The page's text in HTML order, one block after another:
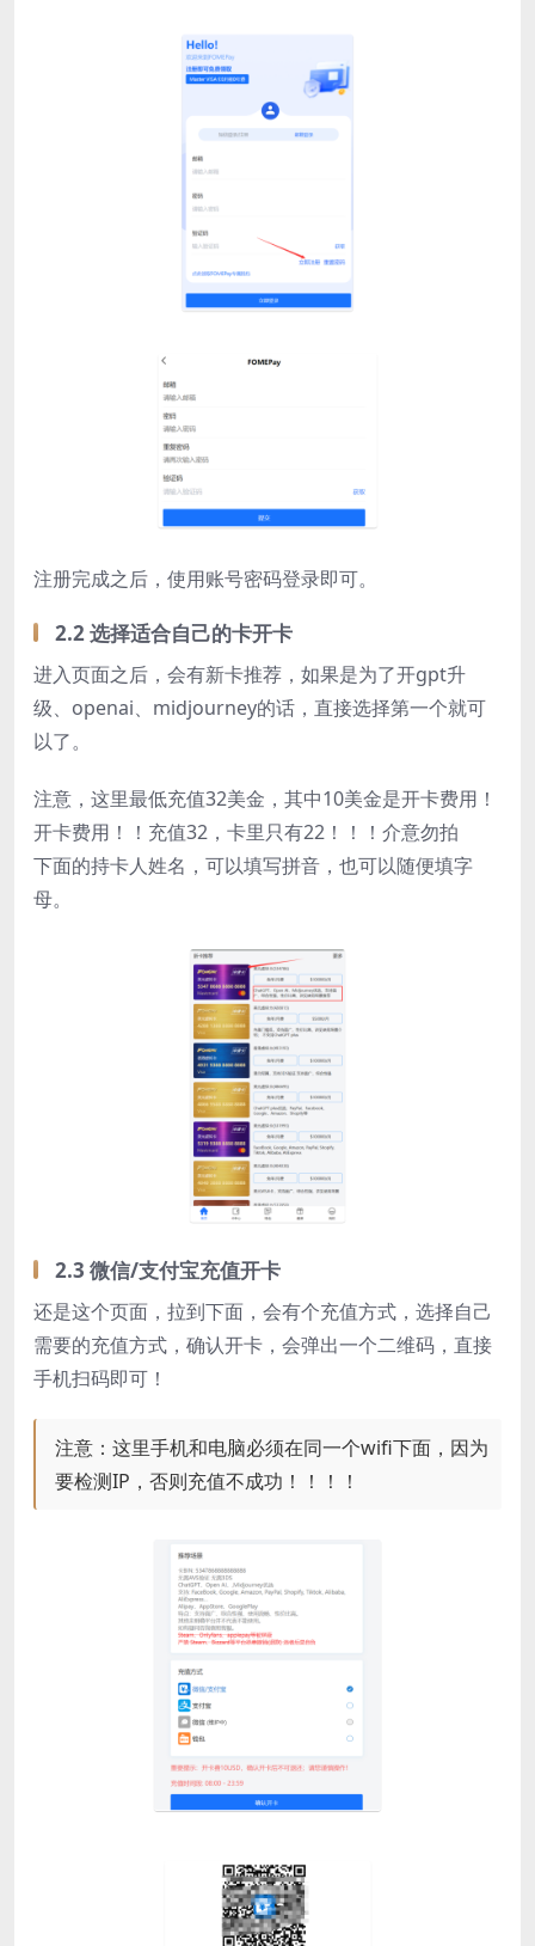
注册完成之后，使用账号密码登录即可。
2.2 选择适合自己的卡开卡
进入页面之后，会有新卡推荐，如果是为了开gpt升
级、openai、midjourney的话，直接选择第一个就可
以了。
注意，这里最低充值32美金，其中10美金是开卡费用！
开卡费用！！充值32，卡里只有22！！！介意勿拍
下面的持卡人姓名，可以填写拼音，也可以随便填字
母。
2.3 微信/支付宝充值开卡
还是这个页面，拉到下面，会有个充值方式，选择自己
需要的充值方式，确认开卡，会弹出一个二维码，直接
手机扫码即可！
注意：这里手机和电脑必须在同一个wifi下面，因为
要检测IP，否则充值不成功！！！！